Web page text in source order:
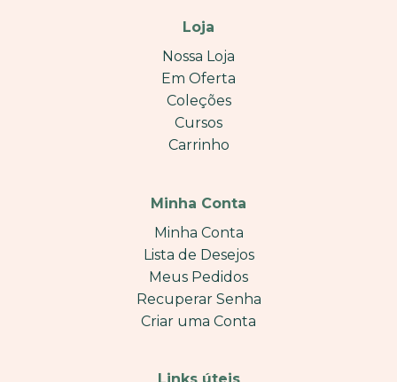
Loja
Nossa Loja
Em Oferta
Coleções
Cursos
Carrinho
Minha Conta
Minha Conta
Lista de Desejos
Meus Pedidos
Recuperar Senha
Criar uma Conta